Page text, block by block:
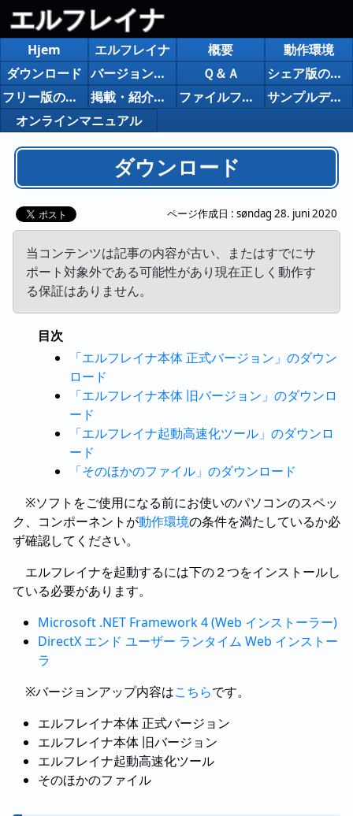
エルフレイナ
Hjem エルフレイナ 概要
動作環境
ダウンロード
バージョンアップ履歴 Ｑ＆Ａ
シェア版の購入について
フリー版の制限
掲載・紹介など ファイルフォーマット
サンプルデータ
オンラインマニュアル
ダウンロード
ページ作成日 : søndag 28. juni 2020
当コンテンツは記事の内容が古い、またはすでにサ
ポート対象外である可能性があり現在正しく動作す
る保証はありません。
目次
「エルフレイナ本体 正式バージョン」のダウン
ロード
「エルフレイナ本体 旧バージョン」のダウンロ
ード
「エルフレイナ起動高速化ツール」のダウンロ
ード
「そのほかのファイル」のダウンロード
※ソフトをご使用になる前にお使いのパソコンのスペッ
ク、コンポーネントが動作環境の条件を満たしているか必
ず確認してください。
エルフレイナを起動するには下の２つをインストールし
ている必要があります。
Microsoft .NET Framework 4 (Web インストーラー)
DirectX エンド ユーザー ランタイム Web インストー
ラ
※バージョンアップ内容はこちらです。
エルフレイナ本体 正式バージョン
エルフレイナ本体 旧バージョン
エルフレイナ起動高速化ツール
そのほかのファイル